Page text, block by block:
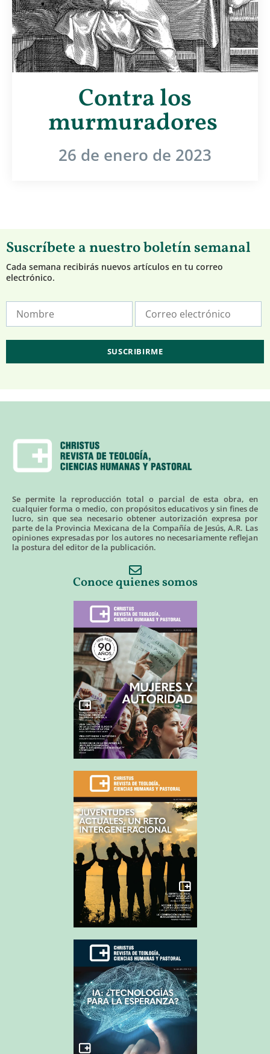
Contra los
murmuradores
26 de enero de 2023
Suscríbete a nuestro boletín semanal
Cada semana recibirás nuevos artículos en tu correo
electrónico.
Se permite la reproducción total o parcial de esta obra, en
cualquier forma o medio, con propósitos educativos y sin fines de
lucro, sin que sea necesario obtener autorización expresa por
parte de la Provincia Mexicana de la Compañía de Jesús, A.R. Las
opiniones expresadas por los autores no necesariamente reflejan
la postura del editor de la publicación.
Conoce quienes somos